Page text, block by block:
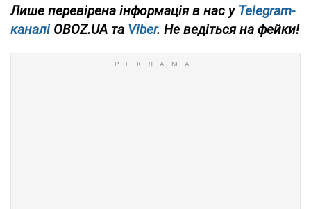
Лише перевірена інформація в нас уTelegram-
каналіOBOZ.UA та Viber. Не ведіться на фейки!